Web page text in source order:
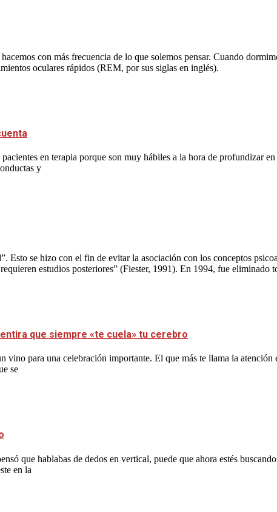
con más frecuencia de lo que solemos pensar. Cuando
oculares rápidos (REM, por sus siglas en inglés).
en terapia porque son muy hábiles a la hora de profundizar
y
Esto se hizo con el fin de evitar la asociación con los conceptos
estudios posteriores” (Fiester, 1991). En 1994, fue eliminado
que siempre «te cuela» tu cerebro
vino para una celebración importante. El que más te llama la
se
que hablabas de dedos en vertical, puede que ahora estés
en la